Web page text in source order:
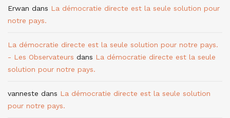
Erwan dans La démocratie directe est la seule solution pour
notre pays.
La démocratie directe est la seule solution pour notre pays.
- Les Observateurs dans La démocratie directe est la seule
solution pour notre pays.
vanneste dans La démocratie directe est la seule solution
pour notre pays.